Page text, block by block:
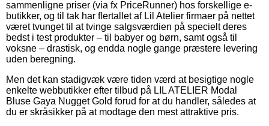
sammenligne priser (via fx PriceRunner) hos forskellige e-
butikker, og til tak har flertallet af Lil Atelier firmaer på nettet
været tvunget til at tvinge salgsværdien på specielt deres
bedst i test produkter – til babyer og børn, samt også til
voksne – drastisk, og endda nogle gange præstere levering
uden beregning.
Men det kan stadigvæk være tiden værd at besigtige nogle
enkelte webbutikker efter tilbud på LIL ATELIER Modal
Bluse Gaya Nugget Gold forud for at du handler, således at
du er skråsikker på at modtage den mest attraktive pris.